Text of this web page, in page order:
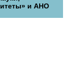
и АНО